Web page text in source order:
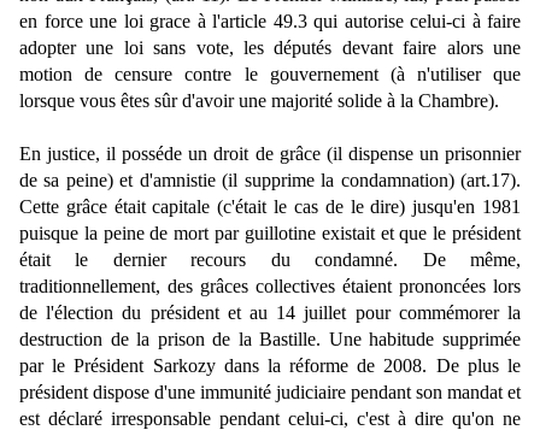
en force une loi grace à l'article 49.3 qui autorise celui-ci à faire
adopter une loi sans vote, les députés devant faire alors une
motion de censure contre le gouvernement (à n'utiliser que
lorsque vous êtes sûr d'avoir une majorité solide à la Chambre).
En justice, il posséde un droit de grâce (il dispense un prisonnier
de sa peine) et d'amnistie (il supprime la condamnation) (art.17).
Cette grâce était capitale (c'était le cas de le dire) jusqu'en 1981
puisque la peine de mort par guillotine existait et que le président
était le dernier recours du condamné. De même,
traditionnellement, des grâces collectives étaient prononcées lors
de l'élection du président et au 14 juillet pour commémorer la
destruction de la prison de la Bastille. Une habitude supprimée
par le Président Sarkozy dans la réforme de 2008. De plus le
président dispose d'une immunité judiciaire pendant son mandat et
est déclaré irresponsable pendant celui-ci, c'est à dire qu'on ne